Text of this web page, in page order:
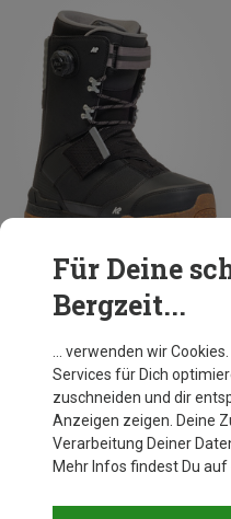
Du sparst 40%
Für Deine
Bergzeit...
… verwenden wir
Services für Dich
zuschneiden und dir
Anzeigen zeigen. Deine
Verarbeitung Deiner
Mehr Infos findest Du auf